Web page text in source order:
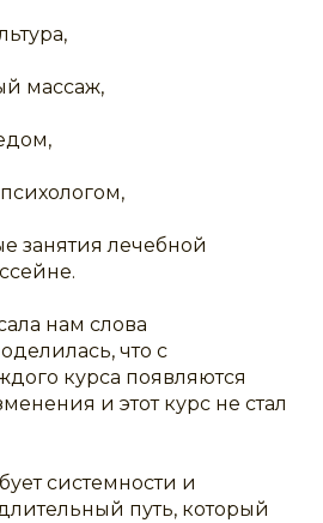
массаж,
занятия лечебной
нам слова
что с
курса появляются
и этот курс не стал
системности и
путь, который